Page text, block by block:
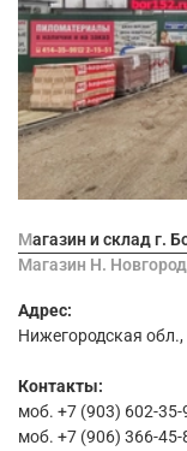
Магазин и склад г.
Магазин Н.
Адрес:
Нижегородская обл.,
Контакты:
моб. +7 (903) 602-35-
моб. +7 (906) 366-45-